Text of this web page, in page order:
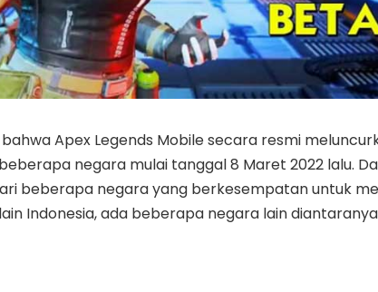
Apex Legends Mobile secara resmi
negara mulai tanggal 8 Maret 2022 lalu.
beberapa negara yang berkesempatan untuk
Indonesia, ada beberapa negara lain